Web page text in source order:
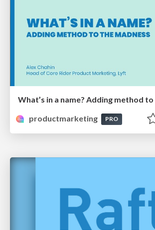
What’s in a name? Adding method
productmarketing
PRO